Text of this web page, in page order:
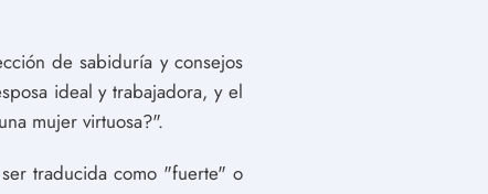
de sabiduría y consejos
ideal y trabajadora, y el
mujer virtuosa?".
traducida como "fuerte" o